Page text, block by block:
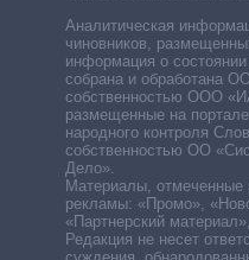
Аналитическая
чиновников,
информация о
собрана и обработана
собственностью ООО
размещенные на
народного контроля
собственностью ОО
Дело».
Материалы, отмеченные
рекламы: «Промо»,
«Партнерский
Редакция не несет